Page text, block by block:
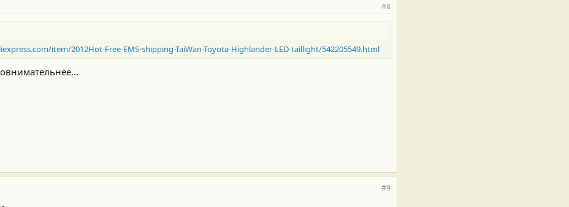
#8
item/2012Hot-Free-EMS-shipping-TaiWan-Toyota-Highlander-LED-taillight/542205549.html
#9